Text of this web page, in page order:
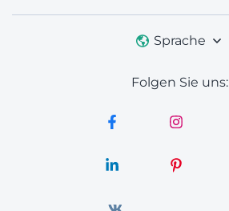
Sprache
Folgen Sie uns: